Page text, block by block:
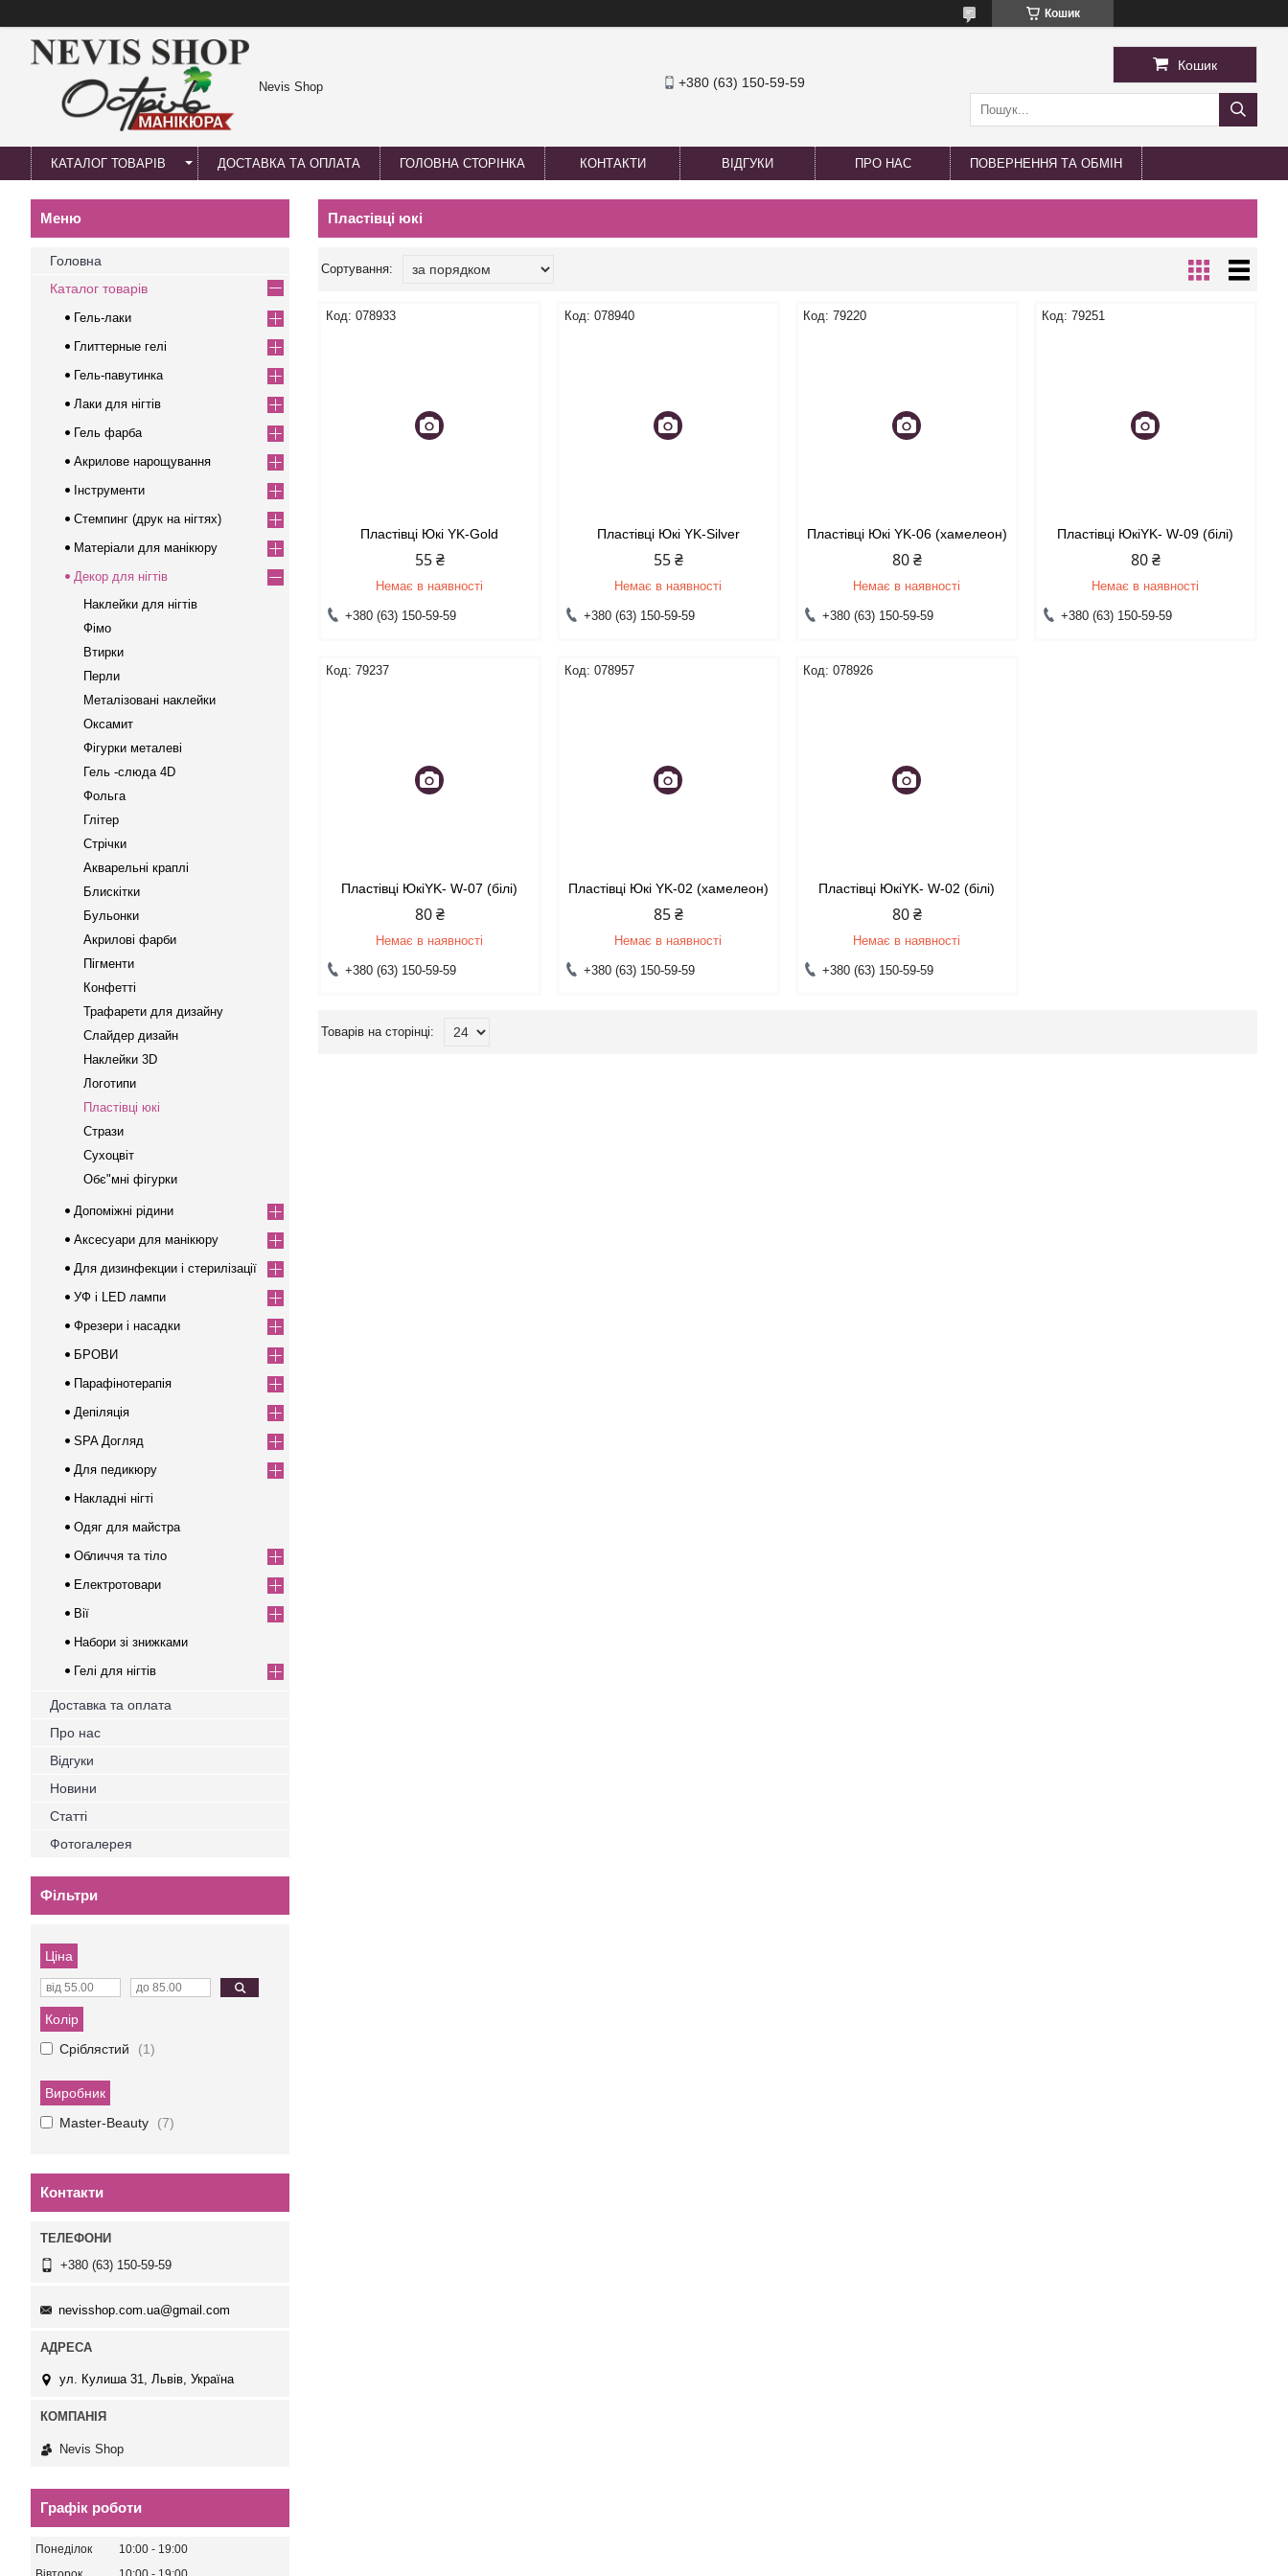
Кошик
Nevis Shop +380 (63) 150-59-59
Кошик
КАТАЛОГ ТОВАРІВ ДОСТАВКА ТА ОПЛАТА ГОЛОВНА СТОРІНКА КОНТАКТИ ВІДГУКИ ПРО НАС ПОВЕРНЕННЯ ТА ОБМІН
Пластівці юкі
078933
Пластівці Юкі YK-Gold
55 ₴
Немає в наявності
+380 (63) 150-59-59
078940
Пластівці Юкі YK-Silver
55 ₴
Немає в наявності
+380 (63) 150-59-59
79220
Пластівці Юкі YK-06 (хамелеон)
80 ₴
Немає в наявності
+380 (63) 150-59-59
79251
Пластівці ЮкіYK- W-09 (білі)
80 ₴
Немає в наявності
+380 (63) 150-59-59
79237
Пластівці ЮкіYK- W-07 (білі)
80 ₴
Немає в наявності
+380 (63) 150-59-59
078957
Пластівці Юкі YK-02 (хамелеон)
85 ₴
Немає в наявності
+380 (63) 150-59-59
078926
Пластівці ЮкіYK- W-02 (білі)
80 ₴
Немає в наявності
+380 (63) 150-59-59
Головна
Каталог товарів
Гель-лаки
Глиттерные гелі
Гель-павутинка
Лаки для нігтів
Гель фарба
Акрилове нарощування
Інструменти
Стемпинг (друк на нігтях)
Матеріали для манікюру
Декор для нігтів
Наклейки для нігтів
Фімо
Втирки
Перли
Металізовані наклейки
Оксамит
Фігурки металеві
Гель -слюда 4D
Фольга
Глітер
Стрічки
Акварельні краплі
Блискітки
Бульонки
Акрилові фарби
Пігменти
Конфетті
Трафарети для дизайну
Слайдер дизайн
Наклейки 3D
Логотипи
Пластівці юкі
Стрази
Сухоцвіт
Обє"мні фігурки
Допоміжні рідини
Аксесуари для манікюру
Для дизинфекции і стерилізації
УФ і LED лампи
Фрезери і насадки
БРОВИ
Парафінотерапія
Депіляція
SPA Догляд
Для педикюру
Накладні нігті
Одяг для майстра
Обличчя та тіло
Електротовари
Вії
Набори зі знижками
Гелі для нігтів
Доставка та оплата
Про нас
Відгуки
Новини
Статті
Фотогалерея
Фільтри
Ціна
Колір
Сріблястий
1
Виробник
Master-Beauty
7
Контакти
+380 (63) 150-59-59
nevisshop.com.ua@gmail.com
ул. Кулиша 31, Львів, Україна
Nevis Shop
Графік роботи
Понеділок 10:00
19:00